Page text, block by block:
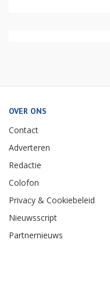
OVER ONS
Contact
Adverteren
Redactie
Colofon
Privacy & Cookiebeleid
Nieuwsscript
Partnernieuws